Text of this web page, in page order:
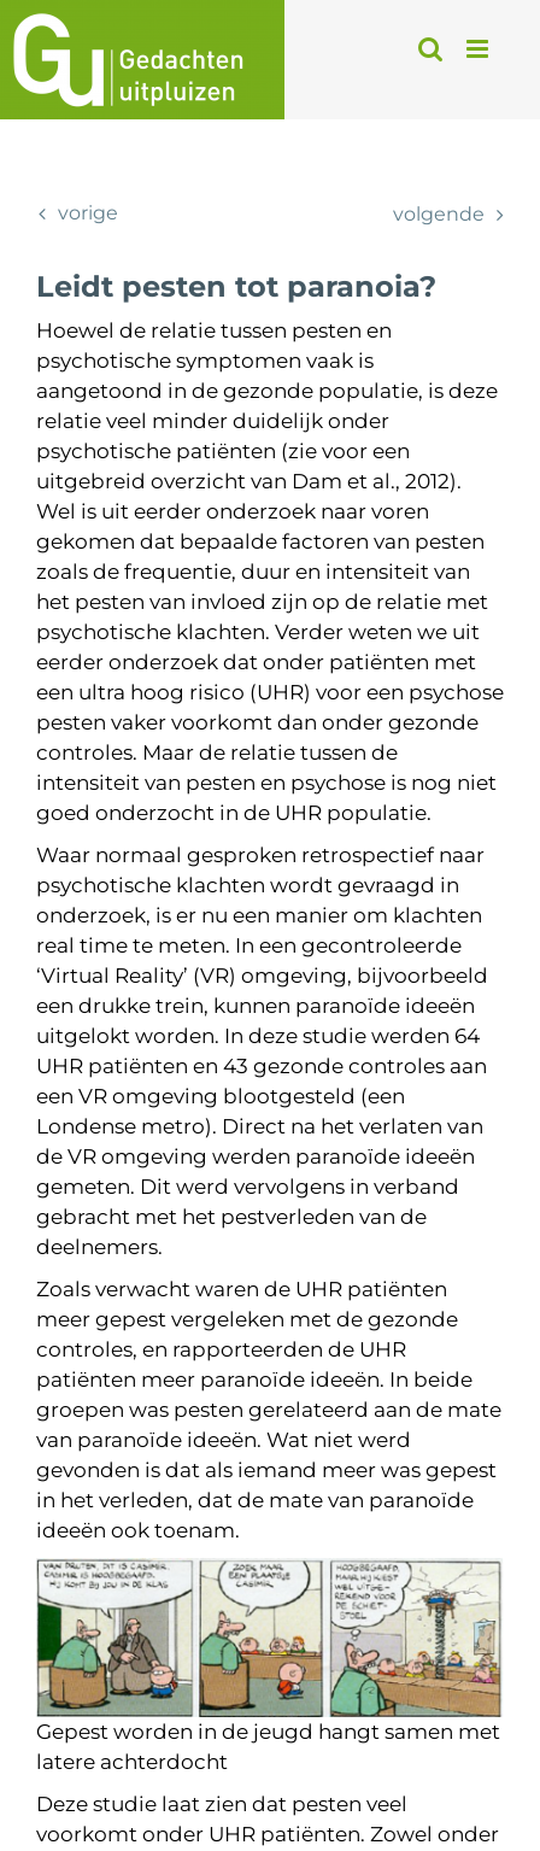
Ga
naar
inhoud
vorige volgende
Leidt pesten tot paranoia?
Hoewel de relatie tussen pesten en
psychotische symptomen vaak is
aangetoond in de gezonde populatie, is deze
relatie veel minder duidelijk onder
psychotische patiënten (zie voor een
uitgebreid overzicht van Dam et al., 2012).
Wel is uit eerder onderzoek naar voren
gekomen dat bepaalde factoren van pesten
zoals de frequentie, duur en intensiteit van
het pesten van invloed zijn op de relatie met
psychotische klachten. Verder weten we uit
eerder onderzoek dat onder patiënten met
een ultra hoog risico (UHR) voor een psychose
pesten vaker voorkomt dan onder gezonde
controles. Maar de relatie tussen de
intensiteit van pesten en psychose is nog niet
goed onderzocht in de UHR populatie.
Waar normaal gesproken retrospectief naar
psychotische klachten wordt gevraagd in
onderzoek, is er nu een manier om klachten
real time te meten. In een gecontroleerde
‘Virtual Reality’ (VR) omgeving, bijvoorbeeld
een drukke trein, kunnen paranoïde ideeën
uitgelokt worden. In deze studie werden 64
UHR patiënten en 43 gezonde controles aan
een VR omgeving blootgesteld (een
Londense metro). Direct na het verlaten van
de VR omgeving werden paranoïde ideeën
gemeten. Dit werd vervolgens in verband
gebracht met het pestverleden van de
deelnemers.
Zoals verwacht waren de UHR patiënten
meer gepest vergeleken met de gezonde
controles, en rapporteerden de UHR
patiënten meer paranoïde ideeën. In beide
groepen was pesten gerelateerd aan de mate
van paranoïde ideeën. Wat niet werd
gevonden is dat als iemand meer was gepest
in het verleden, dat de mate van paranoïde
ideeën ook toenam.
Gepest worden in de jeugd hangt samen met
latere achterdocht
Deze studie laat zien dat pesten veel
voorkomt onder UHR patiënten. Zowel onder